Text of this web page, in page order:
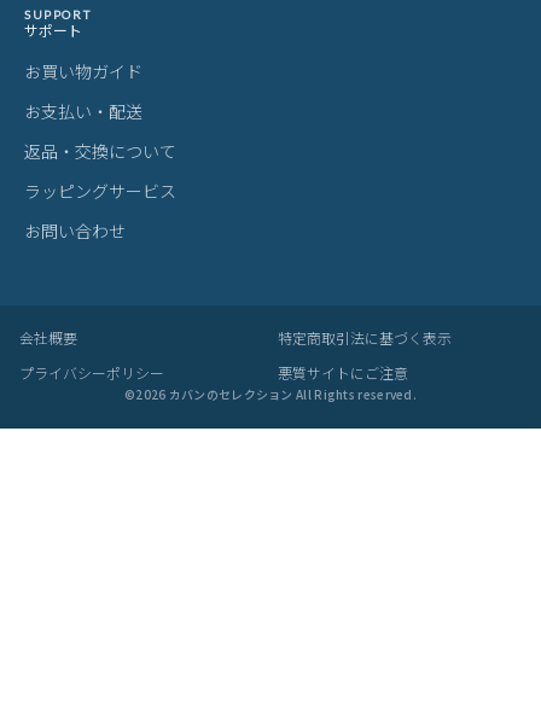
SUPPORT
サポート
お買い物ガイド
お支払い・配送
返品・交換について
ラッピングサービス
お問い合わせ
会社概要
特定商取引法に基づく表示
プライバシーポリシー
悪質サイトにご注意
©2026 カバンのセレクション All Rights reserved.